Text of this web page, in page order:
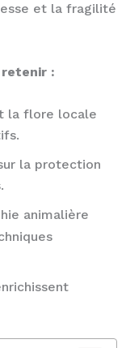
et la fragilité
:
la flore locale
la protection
animalière